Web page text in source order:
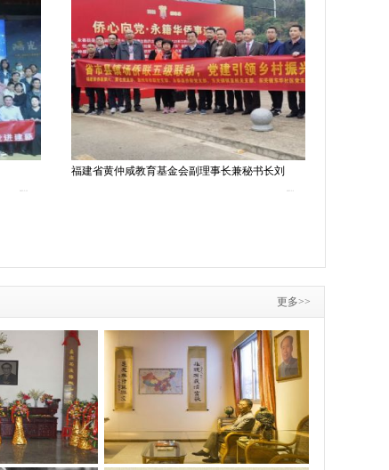
福建省黄仲咸教育基金会副理事长兼秘书长刘
更多>>